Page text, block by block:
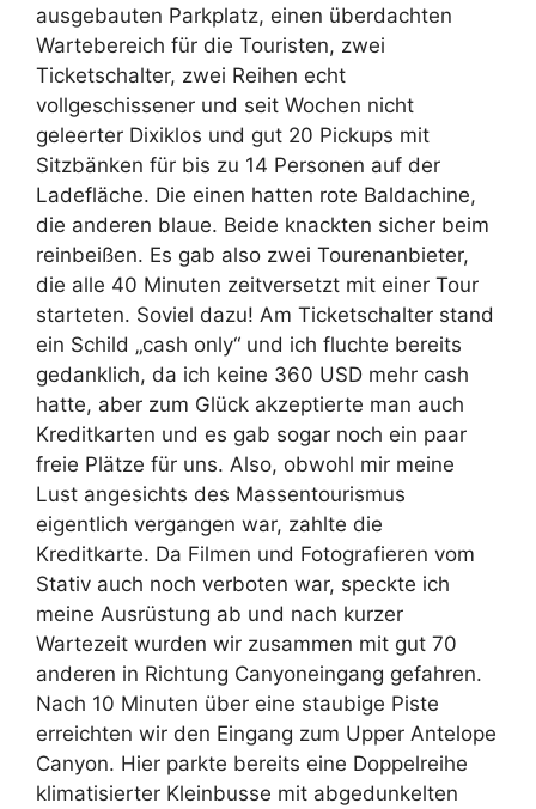
ausgebauten Parkplatz, einen überdachten
Wartebereich für die Touristen, zwei
Ticketschalter, zwei Reihen echt
vollgeschissener und seit Wochen nicht
geleerter Dixiklos und gut 20 Pickups mit
Sitzbänken für bis zu 14 Personen auf der
Ladefläche. Die einen hatten rote Baldachine,
die anderen blaue. Beide knackten sicher beim
reinbeißen. Es gab also zwei Tourenanbieter,
die alle 40 Minuten zeitversetzt mit einer Tour
starteten. Soviel dazu! Am Ticketschalter stand
ein Schild „cash only“ und ich fluchte bereits
gedanklich, da ich keine 360 USD mehr cash
hatte, aber zum Glück akzeptierte man auch
Kreditkarten und es gab sogar noch ein paar
freie Plätze für uns. Also, obwohl mir meine
Lust angesichts des Massentourismus
eigentlich vergangen war, zahlte die
Kreditkarte. Da Filmen und Fotografieren vom
Stativ auch noch verboten war, speckte ich
meine Ausrüstung ab und nach kurzer
Wartezeit wurden wir zusammen mit gut 70
anderen in Richtung Canyoneingang gefahren.
Nach 10 Minuten über eine staubige Piste
erreichten wir den Eingang zum Upper Antelope
Canyon. Hier parkte bereits eine Doppelreihe
klimatisierter Kleinbusse mit abgedunkelten